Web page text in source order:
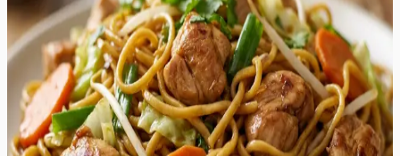
koduköögis, kuid märksa tervislikumal ja värskemal
moel. Roog on eriline tänu oma tasakaalustatud
kastmele, mis ühendab austrikastme soolaka sügavuse,
sojakastme umami, seesamiõli pähklise aroomi ja suhkru
õrna magususe. Valmistamine toimub ühel pannil või
vokkpannil, mis teeb sellest ideaalse lahenduse kiireks ja
maitsvaks õhtusöögiks. Krõmpsuv kapsas, magus
porgand ja küüslaugu aromaatne lõhn täiendavad
ideaalselt mahlaseid kanaribasid ja kergelt krõbedaks